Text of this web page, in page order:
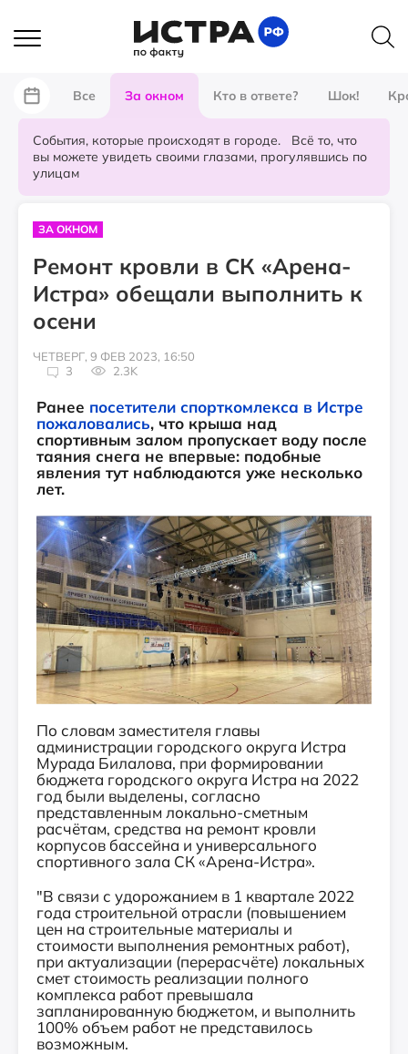
Все За окном Кто в ответе? Шок!
События, которые происходят в городе. Всё то, что
вы можете увидеть своими глазами, прогулявшись по
улицам
ЗА ОКНОМ
Ремонт кровли в СК «Арена-
Истра» обещали выполнить к
осени
ЧЕТВЕРГ, 9 ФЕВ 2023, 16:50
3
2.3K
Ранее посетители спорткомлекса в Истре
пожаловались, что крыша над
спортивным залом пропускает воду после
таяния снега не впервые: подобные
явления тут наблюдаются уже несколько
лет.
По словам заместителя главы
администрации городского округа Истра
Мурада Билалова, при формировании
бюджета городского округа Истра на 2022
год были выделены, согласно
представленным локально-сметным
расчётам, средства на ремонт кровли
корпусов бассейна и универсального
спортивного зала СК «Арена-Истра».
"В связи с удорожанием в 1 квартале 2022
года строительной отрасли (повышением
цен на строительные материалы и
стоимости выполнения ремонтных работ),
при актуализации (перерасчёте) локальных
смет стоимость реализации полного
комплекса работ превышала
запланированную бюджетом, и выполнить
100% объем работ не представилось
возможным.